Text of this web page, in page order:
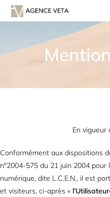
En vigueur
Conformément aux dispositions
n°2004-575 du 21 juin 2004 pour
numérique, dite L.C.E.N., il est
et visiteurs, ci-après « l’Utilisateur